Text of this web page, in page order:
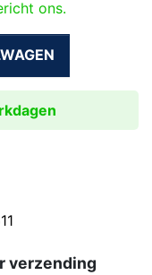
ons.
verzending